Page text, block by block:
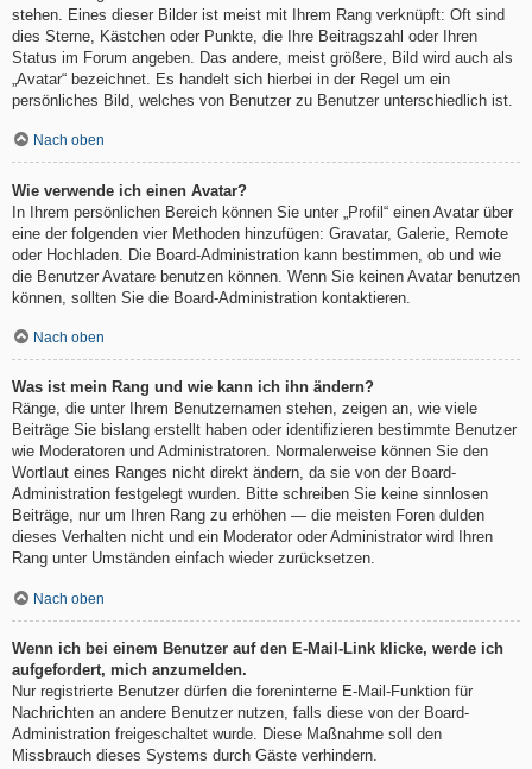
stehen. Eines dieser Bilder ist meist mit Ihrem Rang verknüpft: Oft sind
dies Sterne, Kästchen oder Punkte, die Ihre Beitragszahl oder Ihren
Status im Forum angeben. Das andere, meist größere, Bild wird auch als
„Avatar“ bezeichnet. Es handelt sich hierbei in der Regel um ein
persönliches Bild, welches von Benutzer zu Benutzer unterschiedlich ist.
Nach oben
Wie verwende ich einen Avatar?
In Ihrem persönlichen Bereich können Sie unter „Profil“ einen Avatar über
eine der folgenden vier Methoden hinzufügen: Gravatar, Galerie, Remote
oder Hochladen. Die Board-Administration kann bestimmen, ob und wie
die Benutzer Avatare benutzen können. Wenn Sie keinen Avatar benutzen
können, sollten Sie die Board-Administration kontaktieren.
Nach oben
Was ist mein Rang und wie kann ich ihn ändern?
Ränge, die unter Ihrem Benutzernamen stehen, zeigen an, wie viele
Beiträge Sie bislang erstellt haben oder identifizieren bestimmte Benutzer
wie Moderatoren und Administratoren. Normalerweise können Sie den
Wortlaut eines Ranges nicht direkt ändern, da sie von der Board-
Administration festgelegt wurden. Bitte schreiben Sie keine sinnlosen
Beiträge, nur um Ihren Rang zu erhöhen — die meisten Foren dulden
dieses Verhalten nicht und ein Moderator oder Administrator wird Ihren
Rang unter Umständen einfach wieder zurücksetzen.
Nach oben
Wenn ich bei einem Benutzer auf den E-Mail-Link klicke, werde ich
aufgefordert, mich anzumelden.
Nur registrierte Benutzer dürfen die foreninterne E-Mail-Funktion für
Nachrichten an andere Benutzer nutzen, falls diese von der Board-
Administration freigeschaltet wurde. Diese Maßnahme soll den
Missbrauch dieses Systems durch Gäste verhindern.